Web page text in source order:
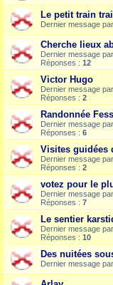
Le petit train
Dernier message par
Cherche lieux
Dernier message par
Réponses : 12
Victor Hugo
Dernier message par
Réponses : 2
Randonnée
Dernier message par
Réponses : 6
Visites guidées
Dernier message par
Réponses : 2
votez pour le
Dernier message par
Réponses : 7
Le sentier
Dernier message par
Réponses : 10
Des nuitées
Dernier message par